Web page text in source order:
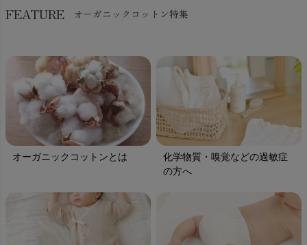
FEATURE オーガニックコットン特集
オーガニックコットンとは
化学物質・嗅覚などの過敏症
の方へ